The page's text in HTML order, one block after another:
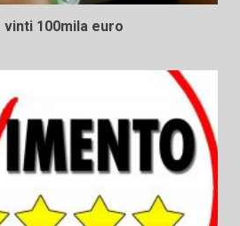
100mila euro